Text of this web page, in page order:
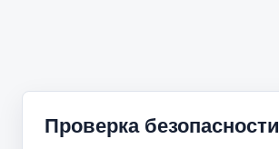
Проверка безопасности